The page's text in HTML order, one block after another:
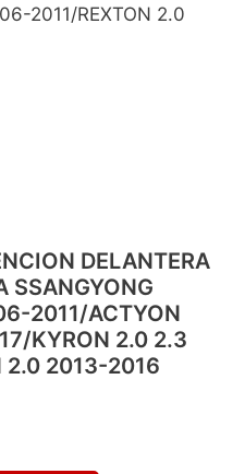
2011/REXTON 2.0
DELANTERA
SSANGYONG
2011/ACTYON
KYRON 2.0 2.3
2.0 2013-2016